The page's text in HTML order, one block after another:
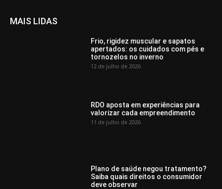
MAIS LIDAS
Frio, rigidez muscular e sapatos
apertados: os cuidados com pés e
tornozelos no inverno
12 de julho de 2026
RDO aposta em experiências para
valorizar cada empreendimento
11 de julho de 2026
Plano de saúde negou tratamento?
Saiba quais direitos o consumidor
deve observar